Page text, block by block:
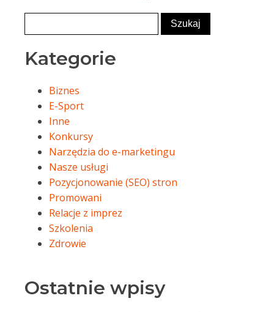
Kategorie
Biznes
E-Sport
Inne
Konkursy
Narzędzia do e-marketingu
Nasze usługi
Pozycjonowanie (SEO) stron
Promowani
Relacje z imprez
Szkolenia
Zdrowie
Ostatnie wpisy